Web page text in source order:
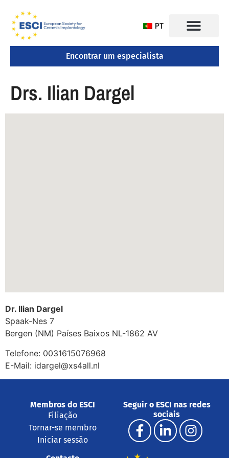
PT
Encontrar um especialista
Drs. Ilian Dargel
Dr. Ilian Dargel
Spaak-Nes 7
Bergen (NM) Países Baixos NL-1862 AV
Telefone: 0031615076968
E-Mail: idargel@xs4all.nl
Membros do ESCI
Filiação
Tornar-se membro
Iniciar sessão
Seguir o ESCI nas redes
sociais